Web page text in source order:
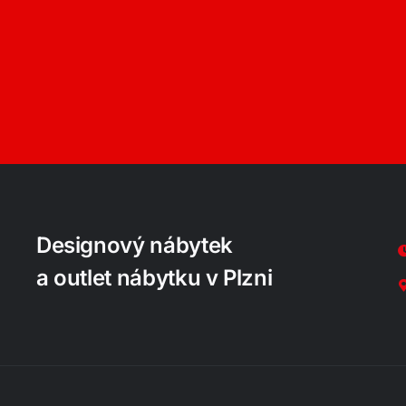
Designový nábytek
a outlet nábytku v Plzni